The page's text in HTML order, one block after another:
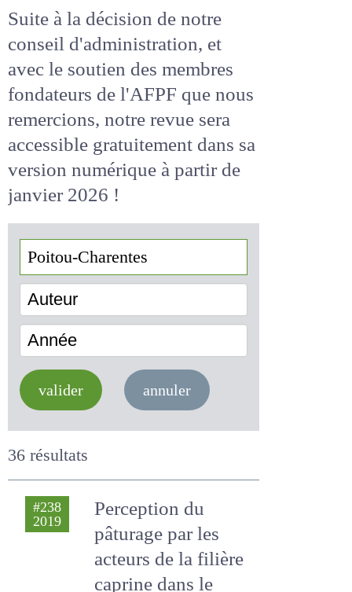
Suite à la décision de notre
conseil d'administration, et
avec le soutien des membres
fondateurs de l'AFPF que nous
remercions, notre revue sera
accessiblegratuitementdans
sa version numérique
de janvier 2026 !
Auteur
valider annuler
36 résultats
#238
Perception du
pâturage par les
acteurs de la filière